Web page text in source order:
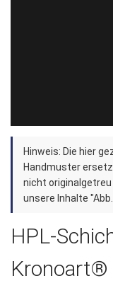
Zum
Anfang
der
Bildergalerie
Hinweis: Die hier
Handmuster
nicht
unsere Inhalte "Abb.
HPL-
Kronoart®